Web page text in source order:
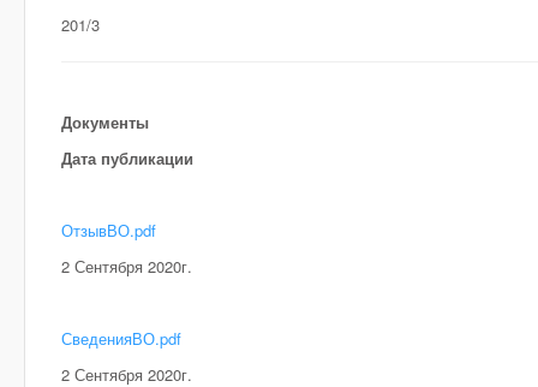
201/3
Документы
Дата публикации
ОтзывВО.pdf
2 Сентября 2020г.
СведенияВО.pdf
2 Сентября 2020г.